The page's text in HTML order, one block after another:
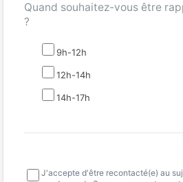
Quand souhaitez-vous être
?
9h-12h
12h-14h
14h-17h
J'accepte d'être recontacté(e) au